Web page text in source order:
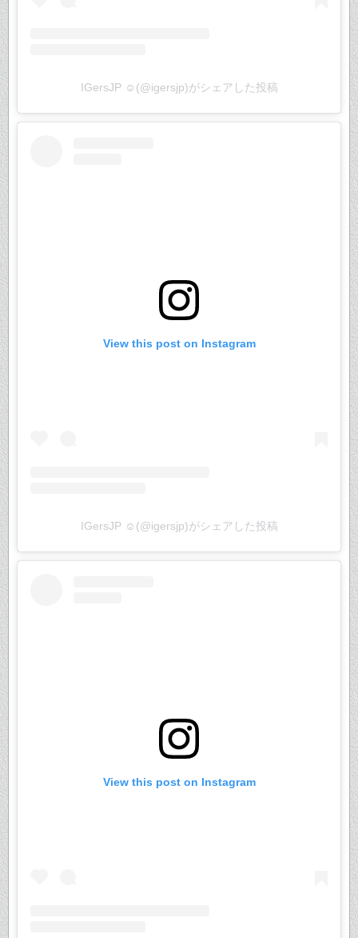
IGersJP ☺︎(@igersjp)がシェアした投稿
View this post on Instagram
IGersJP ☺︎(@igersjp)がシェアした投稿
View this post on Instagram